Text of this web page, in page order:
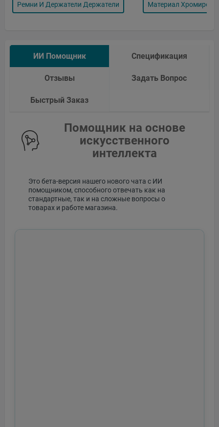
Ремни И Держатели Держатели Материал
ИИ Помощник Спецификация
Отзывы Задать Вопрос
Быстрый Заказ
Помощник на основе
искусственного
интеллекта
Это бета-версия нашего нового чата с ИИ
помощником, способного отвечать как на
стандартные, так и на сложные вопросы о
товарах и работе магазина.